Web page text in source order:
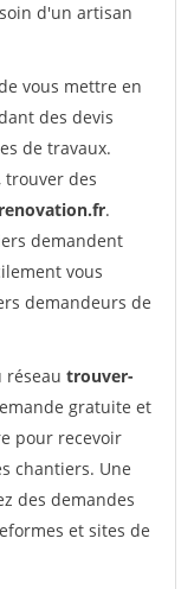
d'un artisan
vous mettre en
des devis
de travaux.
trouver des
.
demandent
vous
demandeurs de
réseau trouver-
gratuite et
pour recevoir
chantiers. Une
des demandes
et sites de